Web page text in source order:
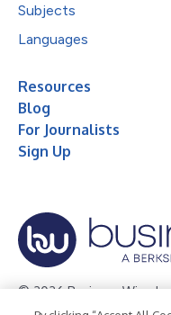
Subjects
Languages
Resources
Blog
For Journalists
Sign Up
© 2026 Business Wire,